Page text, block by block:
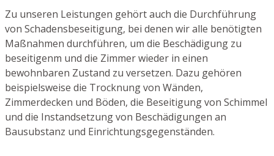
Zu unseren Leistungen gehört auch die Durchführung
von Schadensbeseitigung, bei denen wir alle benötigten
Maßnahmen durchführen, um die Beschädigung zu
beseitigenm und die Zimmer wieder in einen
bewohnbaren Zustand zu versetzen. Dazu gehören
beispielsweise die Trocknung von Wänden,
Zimmerdecken und Böden, die Beseitigung von Schimmel
und die Instandsetzung von Beschädigungen an
Bausubstanz und Einrichtungsgegenständen.